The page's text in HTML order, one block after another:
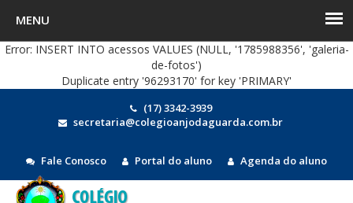
Error: INSERT INTO acessos VALUES (NULL, '1785988356', 'galeria-
de-fotos')
Duplicate entry '96293170' for key 'PRIMARY'
(17) 3342-3939
secretaria@colegioanjodaguarda.com.br
Fale Conosco Portal do aluno Agenda do aluno